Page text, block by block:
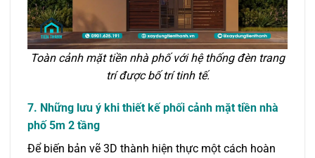
Toàn cảnh mặt tiền nhà phố với hệ thống đèn trang
trí được bố trí tinh tế.
7. Những lưu ý khi thiết kế phối cảnh mặt tiền nhà
phố 5m 2 tầng
Để biến bản vẽ 3D thành hiện thực một cách hoàn